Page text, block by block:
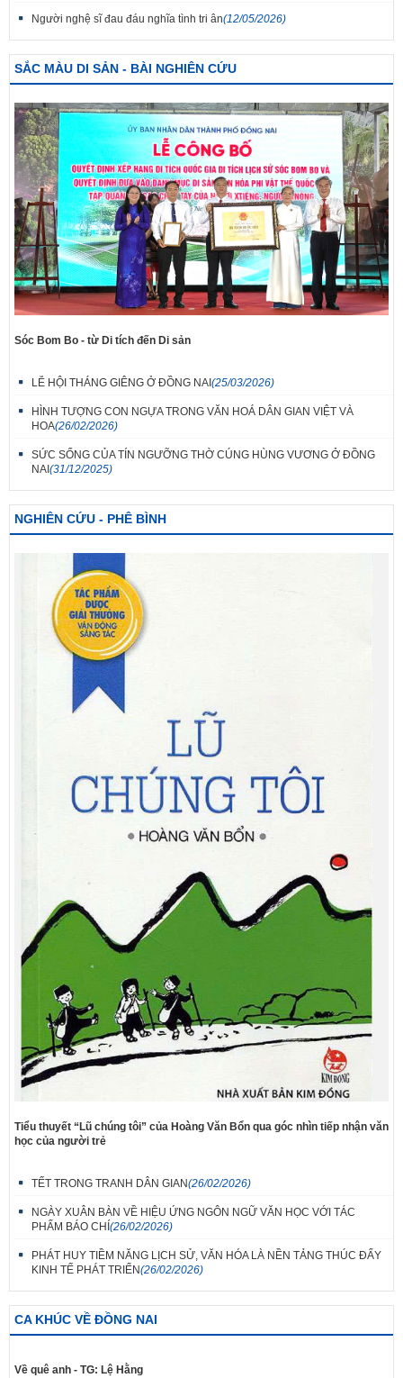
Người nghệ sĩ đau đáu nghĩa tình tri ân(12/05/2026)
SẮC MÀU DI SẢN - BÀI NGHIÊN CỨU
Sóc Bom Bo - từ Di tích đến Di sản
LỄ HỘI THÁNG GIÊNG Ở ĐỒNG NAI(25/03/2026)
HÌNH TƯỢNG CON NGỰA TRONG VĂN HOÁ DÂN GIAN VIỆT VÀ
HOA(26/02/2026)
SỨC SỐNG CỦA TÍN NGƯỠNG THỜ CÚNG HÙNG VƯƠNG Ở ĐỒNG
NAI(31/12/2025)
NGHIÊN CỨU - PHÊ BÌNH
Tiểu thuyết “Lũ chúng tôi” của Hoàng Văn Bổn qua góc nhìn tiếp nhận văn
học của người trẻ
TẾT TRONG TRANH DÂN GIAN(26/02/2026)
NGÀY XUÂN BÀN VỀ HIỆU ỨNG NGÔN NGỮ VĂN HỌC VỚI TÁC
PHẨM BÁO CHÍ (26/02/2026)
PHÁT HUY TIỀM NĂNG LỊCH SỬ, VĂN HÓA LÀ NỀN TẢNG THÚC ĐẨY
KINH TẾ PHÁT TRIỂN(26/02/2026)
CA KHÚC VỀ ĐỒNG NAI
Về quê anh - TG: Lệ Hằng